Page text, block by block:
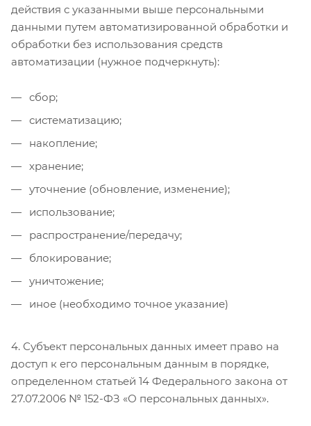
действия с указанными выше персональными
данными путем автоматизированной обработки и
обработки без использования средств
автоматизации (нужное подчеркнуть):
сбор;
систематизацию;
накопление;
хранение;
уточнение (обновление, изменение);
использование;
распространение/передачу;
блокирование;
уничтожение;
иное (необходимо точное указание)
4. Субъект персональных данных имеет право на
доступ к его персональным данным в порядке,
определенном статьей 14 Федерального закона от
27.07.2006 № 152-ФЗ «О персональных данных».